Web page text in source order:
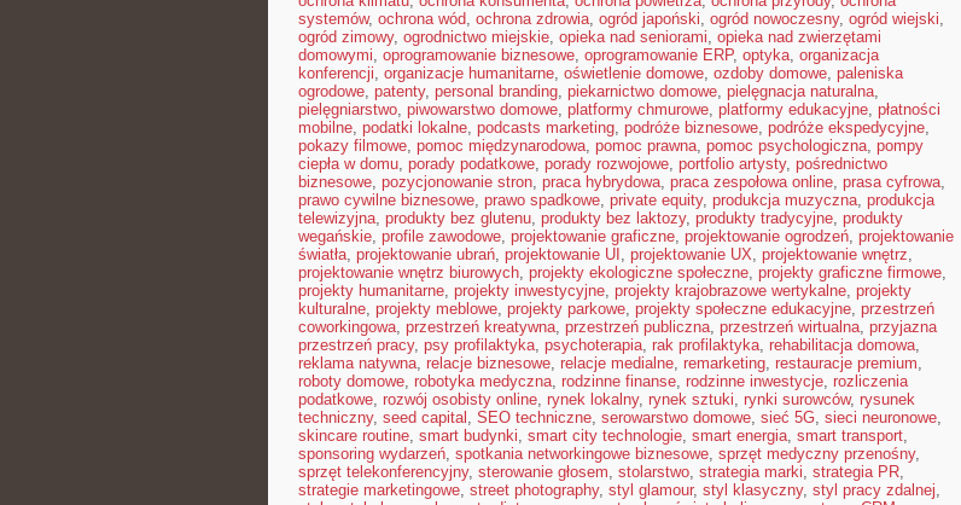
systemów, ochrona wód, ochrona zdrowia, ogród japoński, ogród nowoczesny, ogród wiejski,
ogród zimowy, ogrodnictwo miejskie, opieka nad seniorami, opieka nad zwierzętami
domowymi, oprogramowanie biznesowe, oprogramowanie ERP, optyka, organizacja
konferencji, organizacje humanitarne, oświetlenie domowe, ozdoby domowe, paleniska
ogrodowe, patenty, personal branding, piekarnictwo domowe, pielęgnacja naturalna,
pielęgniarstwo, piwowarstwo domowe, platformy chmurowe, platformy edukacyjne, płatności
mobilne, podatki lokalne, podcasts marketing, podróże biznesowe, podróże ekspedycyjne,
pokazy filmowe, pomoc międzynarodowa, pomoc prawna, pomoc psychologiczna, pompy
ciepła w domu, porady podatkowe, porady rozwojowe, portfolio artysty, pośrednictwo
biznesowe, pozycjonowanie stron, praca hybrydowa, praca zespołowa online, prasa cyfrowa,
prawo cywilne biznesowe, prawo spadkowe, private equity, produkcja muzyczna, produkcja
telewizyjna, produkty bez glutenu, produkty bez laktozy, produkty tradycyjne, produkty
wegańskie, profile zawodowe, projektowanie graficzne, projektowanie ogrodzeń, projektowanie
światła, projektowanie ubrań, projektowanie UI , projektowanie UX, projektowanie wnętrz,
projektowanie wnętrz biurowych, projekty ekologiczne społeczne, projekty graficzne firmowe,
projekty humanitarne, projekty inwestycyjne, projekty krajobrazowe wertykalne, projekty
kulturalne, projekty meblowe, projekty parkowe, projekty społeczne edukacyjne, przestrzeń
coworkingowa, przestrzeń kreatywna, przestrzeń publiczna, przestrzeń wirtualna, przyjazna
przestrzeń pracy, psy profilaktyka, psychoterapia, rak profilaktyka, rehabilitacja domowa,
reklama natywna, relacje biznesowe, relacje medialne, remarketing, restauracje premium,
roboty domowe, robotyka medyczna, rodzinne finanse, rodzinne inwestycje, rozliczenia
podatkowe, rozwój osobisty online, rynek lokalny, rynek sztuki, rynki surowców, rysunek
techniczny, seed capital , SEO techniczne, serowarstwo domowe, sieć 5G, sieci neuronowe,
skincare routine, smart budynki, smart city technologie, smart energia, smart transport,
sponsoring wydarzeń, spotkania networkingowe biznesowe, sprzęt medyczny przenośny,
sprzęt telekonferencyjny, sterowanie głosem, stolarstwo, strategia marki, strategia PR,
strategie marketingowe, street photography, styl glamour, styl klasyczny, styl pracy zdalnej,